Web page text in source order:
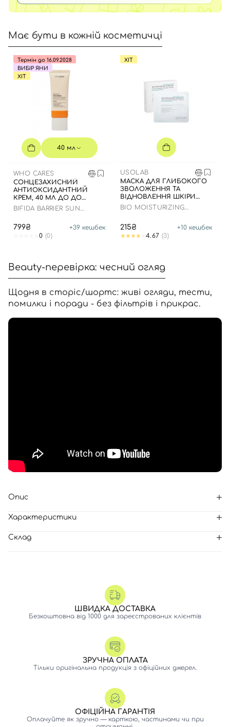
Має бути в кожній косметичці
Термін до 16.09.2028
ВИБІР ЯНИ
ХІТ
40 мл
WHO CARES
СОНЦЕЗАХИСНИЙ
АНТИОКСИДАНТНИЙ
КРЕМ, 40 МЛ ДО ДО
16.09.2028 РОКУ
BIFIDA BARRIER SUN
799₴ +39 кешбек
0 (0)
ХІТ
USOLAB
МАСКА ДЛЯ ГЛИБОКОГО
ЗВОЛОЖЕННЯ ТА
ВІДНОВЛЕННЯ ШКІРИ
ОБЛИЧЧЯ З
BIO MOISTURIZING
215₴ +10 кешбек
4.67 (3)
Beauty-перевірка: чесний огляд
Щодня в сторіс/шортс: живі огляди, тести,
помилки і поради - без фільтрів і прикрас.
Опис
Характеристики
Склад
ШВИДКА ДОСТАВКА
Безкоштовна від 1000 для зареєстрованих клієнтів
ЗРУЧНА ОПЛАТА
Тільки оригінальна продукція з офіційних джерел.
ОФІЦІЙНА ГАРАНТІЯ
Оплачуйте як зручно — карткою, частинами чи при